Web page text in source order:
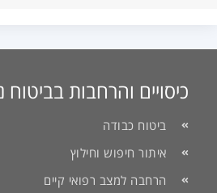
כיסויים והרחבות בביטוח
ביטוח כבודה
איתור חיפוש וחילוץ
הרחבה למצב רפואי קיים